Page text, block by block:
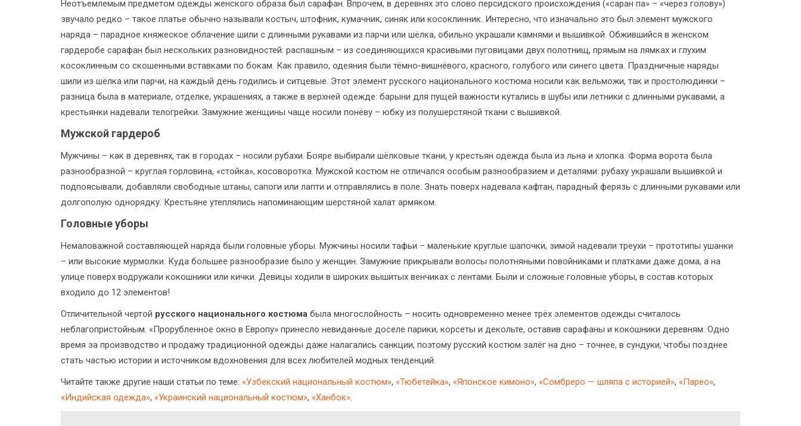
Неотъемлемым предметом одежды женского образа был сарафан. Впрочем, в деревнях это слово персидского происхождения («саран па» – «через голову»)
звучало редко – такое платье обычно называли костыч, штофник, кумачник, синяк или косоклинник. Интересно, что изначально это был элемент мужского
наряда – парадное княжеское облачение шили с длинными рукавами из парчи или шёлка, обильно украшали камнями и вышивкой. Обжившийся в женском
гардеробе сарафан был нескольких разновидностей: распашным – из соединяющихся красивыми пуговицами двух полотнищ, прямым на лямках и глухим
косоклинным со скошенными вставками по бокам. Как правило, одеяния были тёмно-вишнёвого, красного, голубого или синего цвета. Праздничные наряды
шили из шёлка или парчи, на каждый день годились и ситцевые. Этот элемент русского национального костюма носили как вельможи, так и простолюдинки –
разница была в материале, отделке, украшениях, а также в верхней одежде: барыни для пущей важности кутались в шубы или летники с длинными рукавами, а
крестьянки надевали телогрейки. Замужние женщины чаще носили понёву – юбку из полушерстяной ткани с вышивкой.
Мужской гардероб
Мужчины – как в деревнях, так в городах – носили рубахи. Бояре выбирали шёлковые ткани, у крестьян одежда была из льна и хлопка. Форма ворота была
разнообразной – круглая горловина, «стойка», косоворотка. Мужской костюм не отличался особым разнообразием и деталями: рубаху украшали вышивкой и
подпоясывали, добавляли свободные штаны, сапоги или лапти и отправлялись в поле. Знать поверх надевала кафтан, парадный ферязь с длинными рукавами или
долгополую однорядку. Крестьяне утеплялись напоминающим шерстяной халат армяком.
Головные уборы
Немаловажной составляющей наряда были головные уборы. Мужчины носили тафьи – маленькие круглые шапочки, зимой надевали треухи – прототипы ушанки
– или высокие мурмолки. Куда большее разнообразие было у женщин. Замужние прикрывали волосы полотняными повойниками и платками даже дома, а на
улице поверх водружали кокошники или кички. Девицы ходили в широких вышитых венчиках с лентами. Были и сложные головные уборы, в состав которых
входило до 12 элементов!
Отличительной чертой русского национального костюма была многослойность – носить одновременно менее трёх элементов одежды считалось
неблагопристойным. «Прорубленное окно в Европу» принесло невиданные доселе парики, корсеты и декольте, оставив сарафаны и кокошники деревням. Одно
время за производство и продажу традиционной одежды даже налагались санкции, поэтому русский костюм залёг на дно – точнее, в сундуки, чтобы позднее
стать частью истории и источником вдохновения для всех любителей модных тенденций.
Читайте также другие наши статьи по теме: «Узбекский национальный костюм», «Тюбетейка», «Японское кимоно», «Сомбреро — шляпа с историей», «Парео»,
«Индийская одежда», «Украинский национальный костюм», «Ханбок».